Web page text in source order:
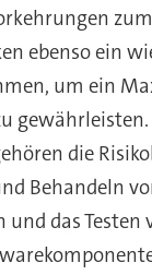
ebenso ein
um ein
die
Behandeln
und das